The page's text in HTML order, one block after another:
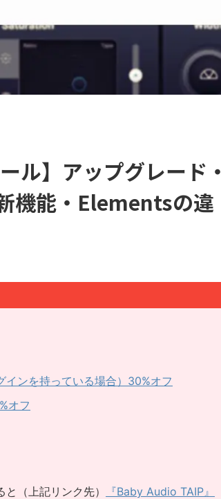
】アップグレード・
機能・Elementsの違
ンを持っている場合）30%オフ
オフ
（上記リンク先）
『Baby Audio TAIP』